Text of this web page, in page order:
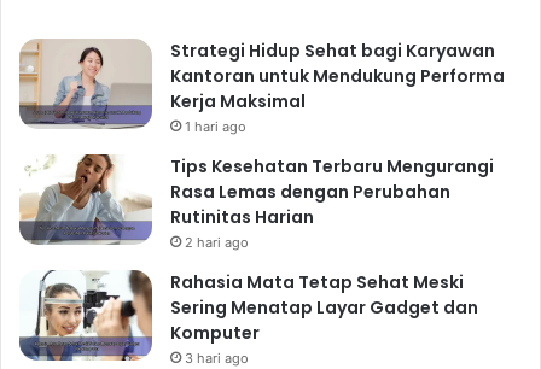
Strategi Hidup Sehat bagi Karyawan
Kantoran untuk Mendukung Performa
Kerja Maksimal
1 hari ago
Tips Kesehatan Terbaru Mengurangi
Rasa Lemas dengan Perubahan
Rutinitas Harian
2 hari ago
Rahasia Mata Tetap Sehat Meski
Sering Menatap Layar Gadget dan
Komputer
3 hari ago